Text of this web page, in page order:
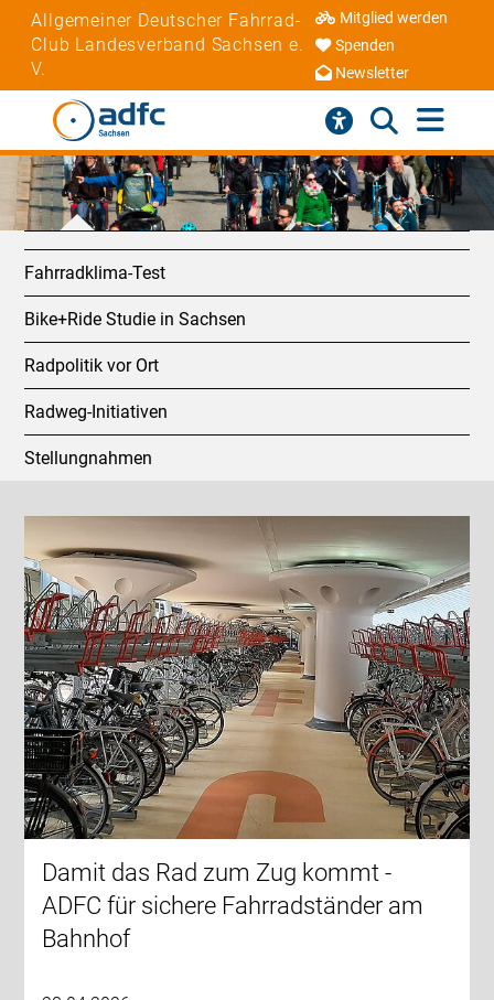
Allgemeiner Deutscher Fahrrad-
Club Landesverband Sachsen e.
V.
Mitglied werden
Spenden
Newsletter
Fahrradklima-Test
Bike+Ride Studie in Sachsen
Radpolitik vor Ort
Radweg-Initiativen
Stellungnahmen
Damit das Rad zum Zug kommt -
ADFC für sichere Fahrradständer am
Bahnhof